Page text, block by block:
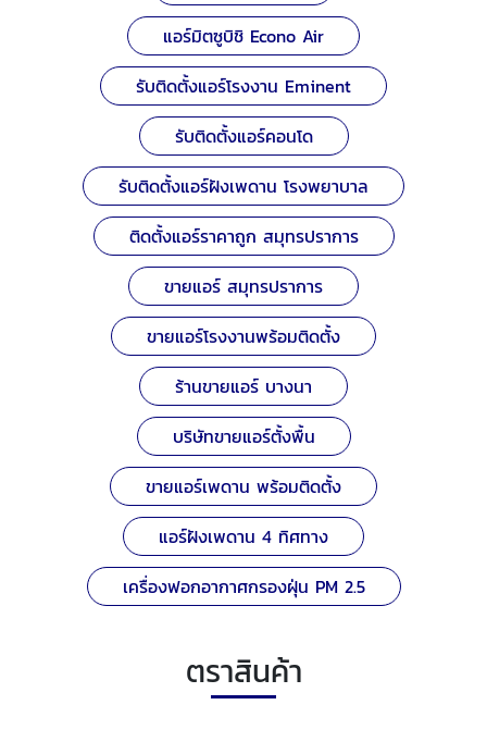
แอร์มิตซูบิชิ Econo Air
รับติดตั้งแอร์โรงงาน Eminent
รับติดตั้งแอร์คอนโด
รับติดตั้งแอร์ฝังเพดาน โรงพยาบาล
ติดตั้งแอร์ราคาถูก สมุทรปราการ
ขายแอร์ สมุทรปราการ
ขายแอร์โรงงานพร้อมติดตั้ง
ร้านขายแอร์ บางนา
บริษัทขายแอร์ตั้งพื้น
ขายแอร์เพดาน พร้อมติดตั้ง
แอร์ฝังเพดาน 4 ทิศทาง
เครื่องฟอกอากาศกรองฝุ่น PM 2.5
ตราสินค้า